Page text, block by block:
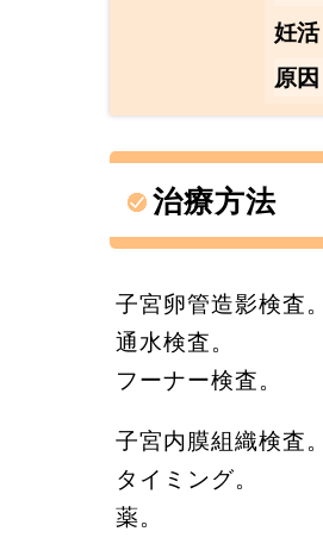
妊活
原因
治療方法
子宮卵管造影検査。
通水検査。
フーナー検査。
子宮内膜組織検査。
タイミング。
薬。